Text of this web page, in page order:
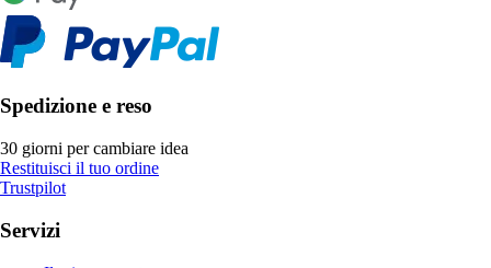
Spedizione e reso
30 giorni per cambiare idea
Restituisci il tuo ordine
Trustpilot
Servizi